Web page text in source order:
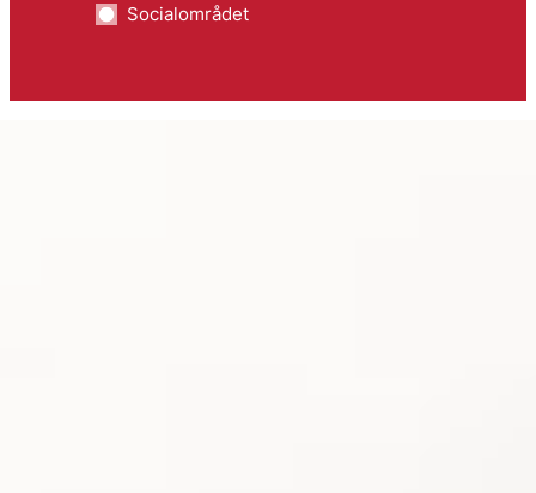
Socialområdet